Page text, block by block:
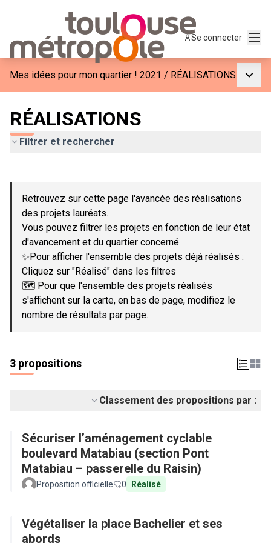
Se connecter
Mes idées pour mon quartier ! 2021 / RÉALISATIONS
RÉALISATIONS
Filtrer et rechercher
−
Retrouvez sur cette page l'avancée des réalisations
des projets lauréats.
Vous pouvez filtrer les projets en fonction de leur état
d'avancement et du quartier concerné.
✨Pour afficher l'ensemble des projets déjà réalisés :
Cliquez sur "Réalisé" dans les filtres
🗺️ Pour que l'ensemble des projets réalisés
s'affichent sur la carte, en bas de page, modifiez le
nombre de résultats par page.
3 propositions
Classement des propositions par :
Sécuriser l’aménagement cyclable
boulevard Matabiau (section Pont
Matabiau – passerelle du Raisin)
Proposition officielle 0 Réalisé
Végétaliser la place Bachelier et ses
abords